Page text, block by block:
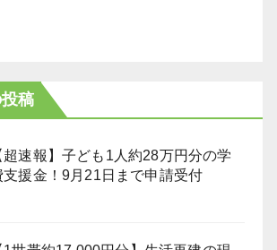
稿
超速報】子ども1人約28万円分の学
支援金！9月21日まで申請受付